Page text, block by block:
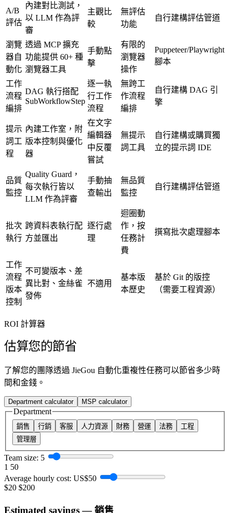
A/B
評估
內建對比測試，
以 LLM 作為評
審
主觀比
較
無評估
功能
自行建構評估管道
瀏覽
器自
動化
透過 MCP 擴充
功能提供 60+ 種
瀏覽器工具
手動點
擊
有限的
瀏覽器
操作
Puppeteer/Playwright
腳本
工作
流程
編排
DAG 執行搭配
SubWorkflowStep
逐一執
行工作
流程
無跨工
作流程
編排
自行建構 DAG 引
擎
提示
詞工
程
內建工作室，附
版本控制與優化
器
在文字
編輯器
中反覆
嘗試
無提示
詞工具
自行建構或購買獨
立的提示詞 IDE
品質
監控
Quality Guard，
每次執行皆以
LLM 作為評審
手動抽
查輸出
無品質
監控
自行建構評估管道
批次
執行
跨資料表執行配
方並匯出
逐行處
理
迴圈動
作，按
任務計
費
撰寫批次處理腳本
工作
流程
版本
控制
不可變版本、差
異比對、金絲雀
發佈
不適用
基本版
本歷史
基於 Git 的版控
（需要工程資源）
ROI 計算器
估算您的節省
了解您的團隊透過 JieGou 自動化重複性任務可以節省多少時
間和金錢。
Department calculator MSP calculator
Department
銷售 行銷 客服 人力資源 財務 營運 法務
工程
管理層
Team size: 5
1 50
Average hourly cost: US$50
$20 $200
Estimated savings — 銷售